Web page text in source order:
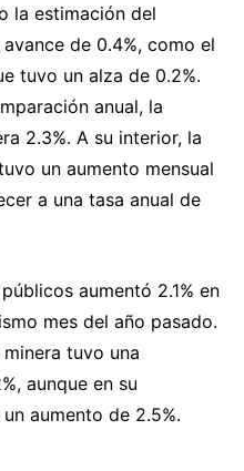
la estimación del
de 0.4%, como el
tuvo un alza de 0.2%.
anual, la
2.3%. A su interior, la
un aumento mensual
a una tasa anual de
aumentó 2.1% en
mes del año pasado.
tuvo una
aunque en su
aumento de 2.5%.